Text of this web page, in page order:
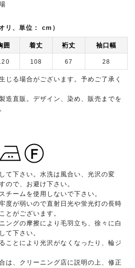
リ、単位： cm）
囲 着丈 裄丈 袖口幅
108 67 28
じる場合がございます。予めご了承く
造直販。デザイン、染め、販売までを
て下さい。水洗は風合い、光沢の変
ので、お避け下さい。
チームを使用しないで下さい。
度が弱いので直射日光や蛍光灯の長時
とがございます。
ングの摩擦により毛羽立ち、徐々に白
て下さい。
ことにより光沢がなくなったり、輪ジ
は、クリーニング店に説明の上、修正